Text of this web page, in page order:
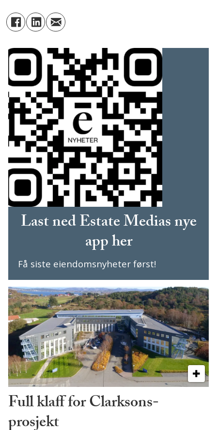
Last ned Estate Medias nye
app her
Få siste eiendomsnyheter først!
Full klaff for Clarksons-
prosjekt